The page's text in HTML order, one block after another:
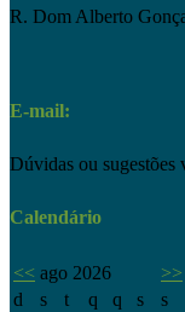
R. Dom Alberto
E-mail:
Dúvidas ou sugestões
Calendário
<< ago 2026
>>
d
s t q q s
s